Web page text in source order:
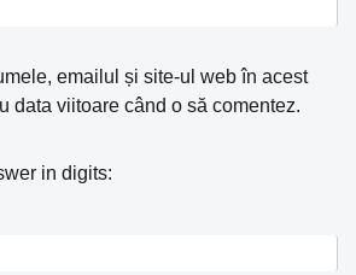
emailul și site-ul web în acest
data viitoare când o să comentez.
in digits: